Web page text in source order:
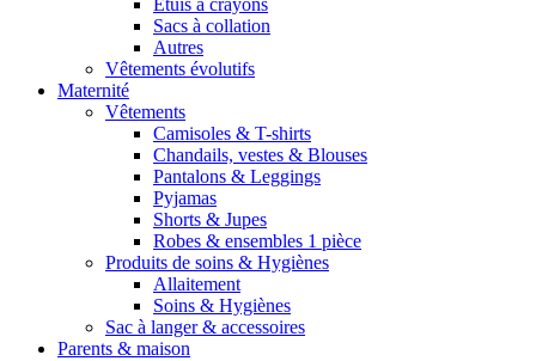
Étuis à crayons
Sacs à collation
Autres
Vêtements évolutifs
Maternité
Vêtements
Camisoles & T-shirts
Chandails, vestes & Blouses
Pantalons & Leggings
Pyjamas
Shorts & Jupes
Robes & ensembles 1 pièce
Produits de soins & Hygiènes
Allaitement
Soins & Hygiènes
Sac à langer & accessoires
Parents & maison